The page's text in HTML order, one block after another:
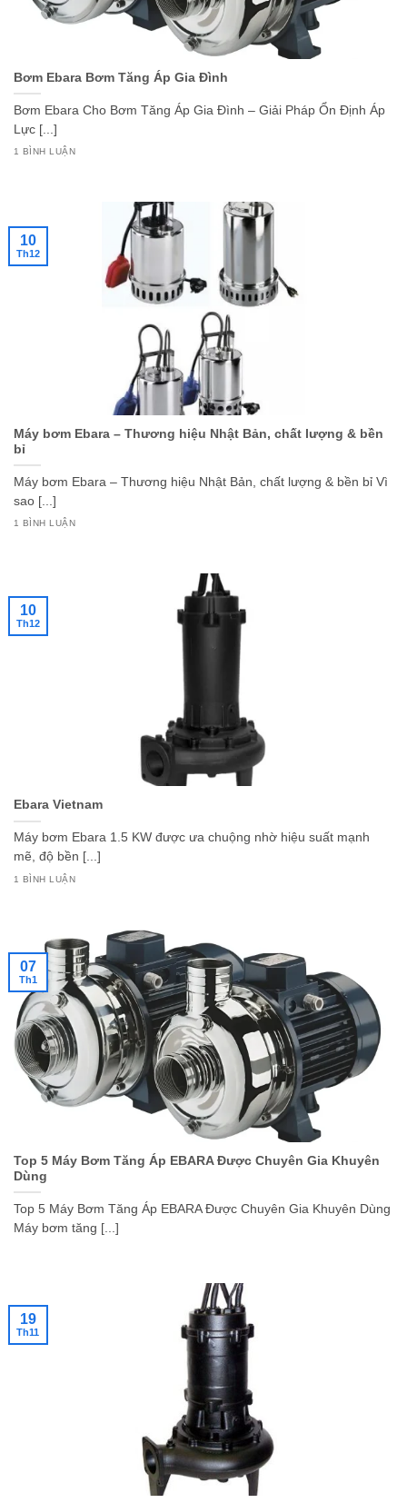
Bơm Ebara Bơm Tăng Áp Gia Đình
Bơm Ebara Cho Bơm Tăng Áp Gia Đình – Giải Pháp Ổn Định Áp
Lực [...]
1 BÌNH LUẬN
Máy bơm Ebara – Thương hiệu Nhật Bản, chất lượng & bền
bỉ
Máy bơm Ebara – Thương hiệu Nhật Bản, chất lượng & bền bỉ Vì
sao [...]
1 BÌNH LUẬN
10
Th12
Ebara Vietnam
Máy bơm Ebara 1.5 KW được ưa chuộng nhờ hiệu suất mạnh
mẽ, độ bền [...]
1 BÌNH LUẬN
10
Th12
Top 5 Máy Bơm Tăng Áp EBARA Được Chuyên Gia Khuyên
Dùng
Top 5 Máy Bơm Tăng Áp EBARA Được Chuyên Gia Khuyên Dùng
Máy bơm tăng [...]
07
Th1
19
Th11